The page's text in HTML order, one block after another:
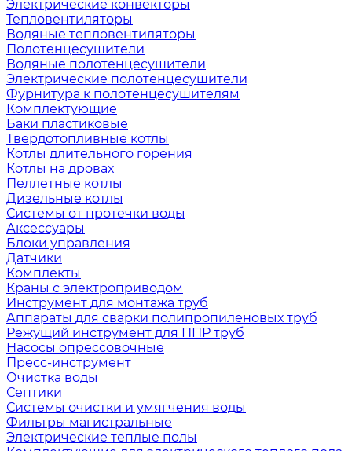
Электрические конвекторы
Тепловентиляторы
Водяные тепловентиляторы
Полотенцесушители
Водяные полотенцесушители
Электрические полотенцесушители
Фурнитура к полотенцесушителям
Комплектующие
Баки пластиковые
Твердотопливные котлы
Котлы длительного горения
Котлы на дровах
Пеллетные котлы
Дизельные котлы
Системы от протечки воды
Аксессуары
Блоки управления
Датчики
Комплекты
Краны с электроприводом
Инструмент для монтажа труб
Аппараты для сварки полипропиленовых труб
Режущий инструмент для ППР труб
Насосы опрессовочные
Пресс-инструмент
Очистка воды
Септики
Системы очистки и умягчения воды
Фильтры магистральные
Электрические теплые полы